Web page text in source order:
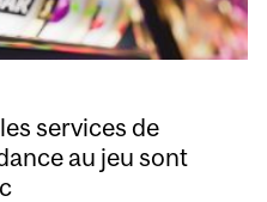
services de
au jeu sont